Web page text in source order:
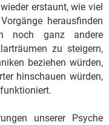
erstaunt, wie viel
herausfinden
noch ganz andere
zu steigern,
beziehen würden,
hinschauen würden,
unserer Psyche